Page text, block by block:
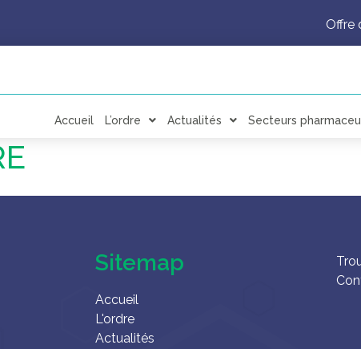
Offre
Accueil L’ordre Actualités Secteurs
Sitemap
Accueil
L'ordre
Actualités